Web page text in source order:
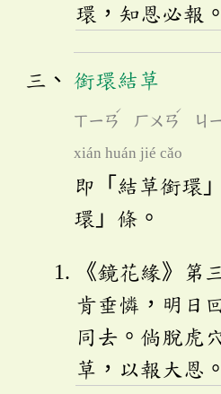
環，知恩必報。
銜環結草
ㄒㄧㄢ
ˊ
ㄏㄨㄢ
ˊ
ㄐ
xián huán jié cǎo
即「結草銜環
環」條。
《鏡花緣》第
肯垂憐，明日
同去。倘脫虎
草，以報大恩。